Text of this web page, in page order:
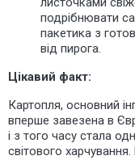
подрібнювати
пакетика з
від пирога.
Цікавий факт:
Картопля, основний
вперше завезена в
і з того часу стала
світового